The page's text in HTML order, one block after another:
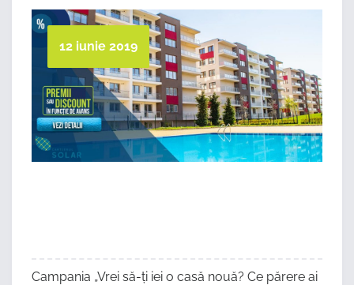
12 iunie 2019
Campania „Vrei să-ți iei o casă nouă? Ce părere ai